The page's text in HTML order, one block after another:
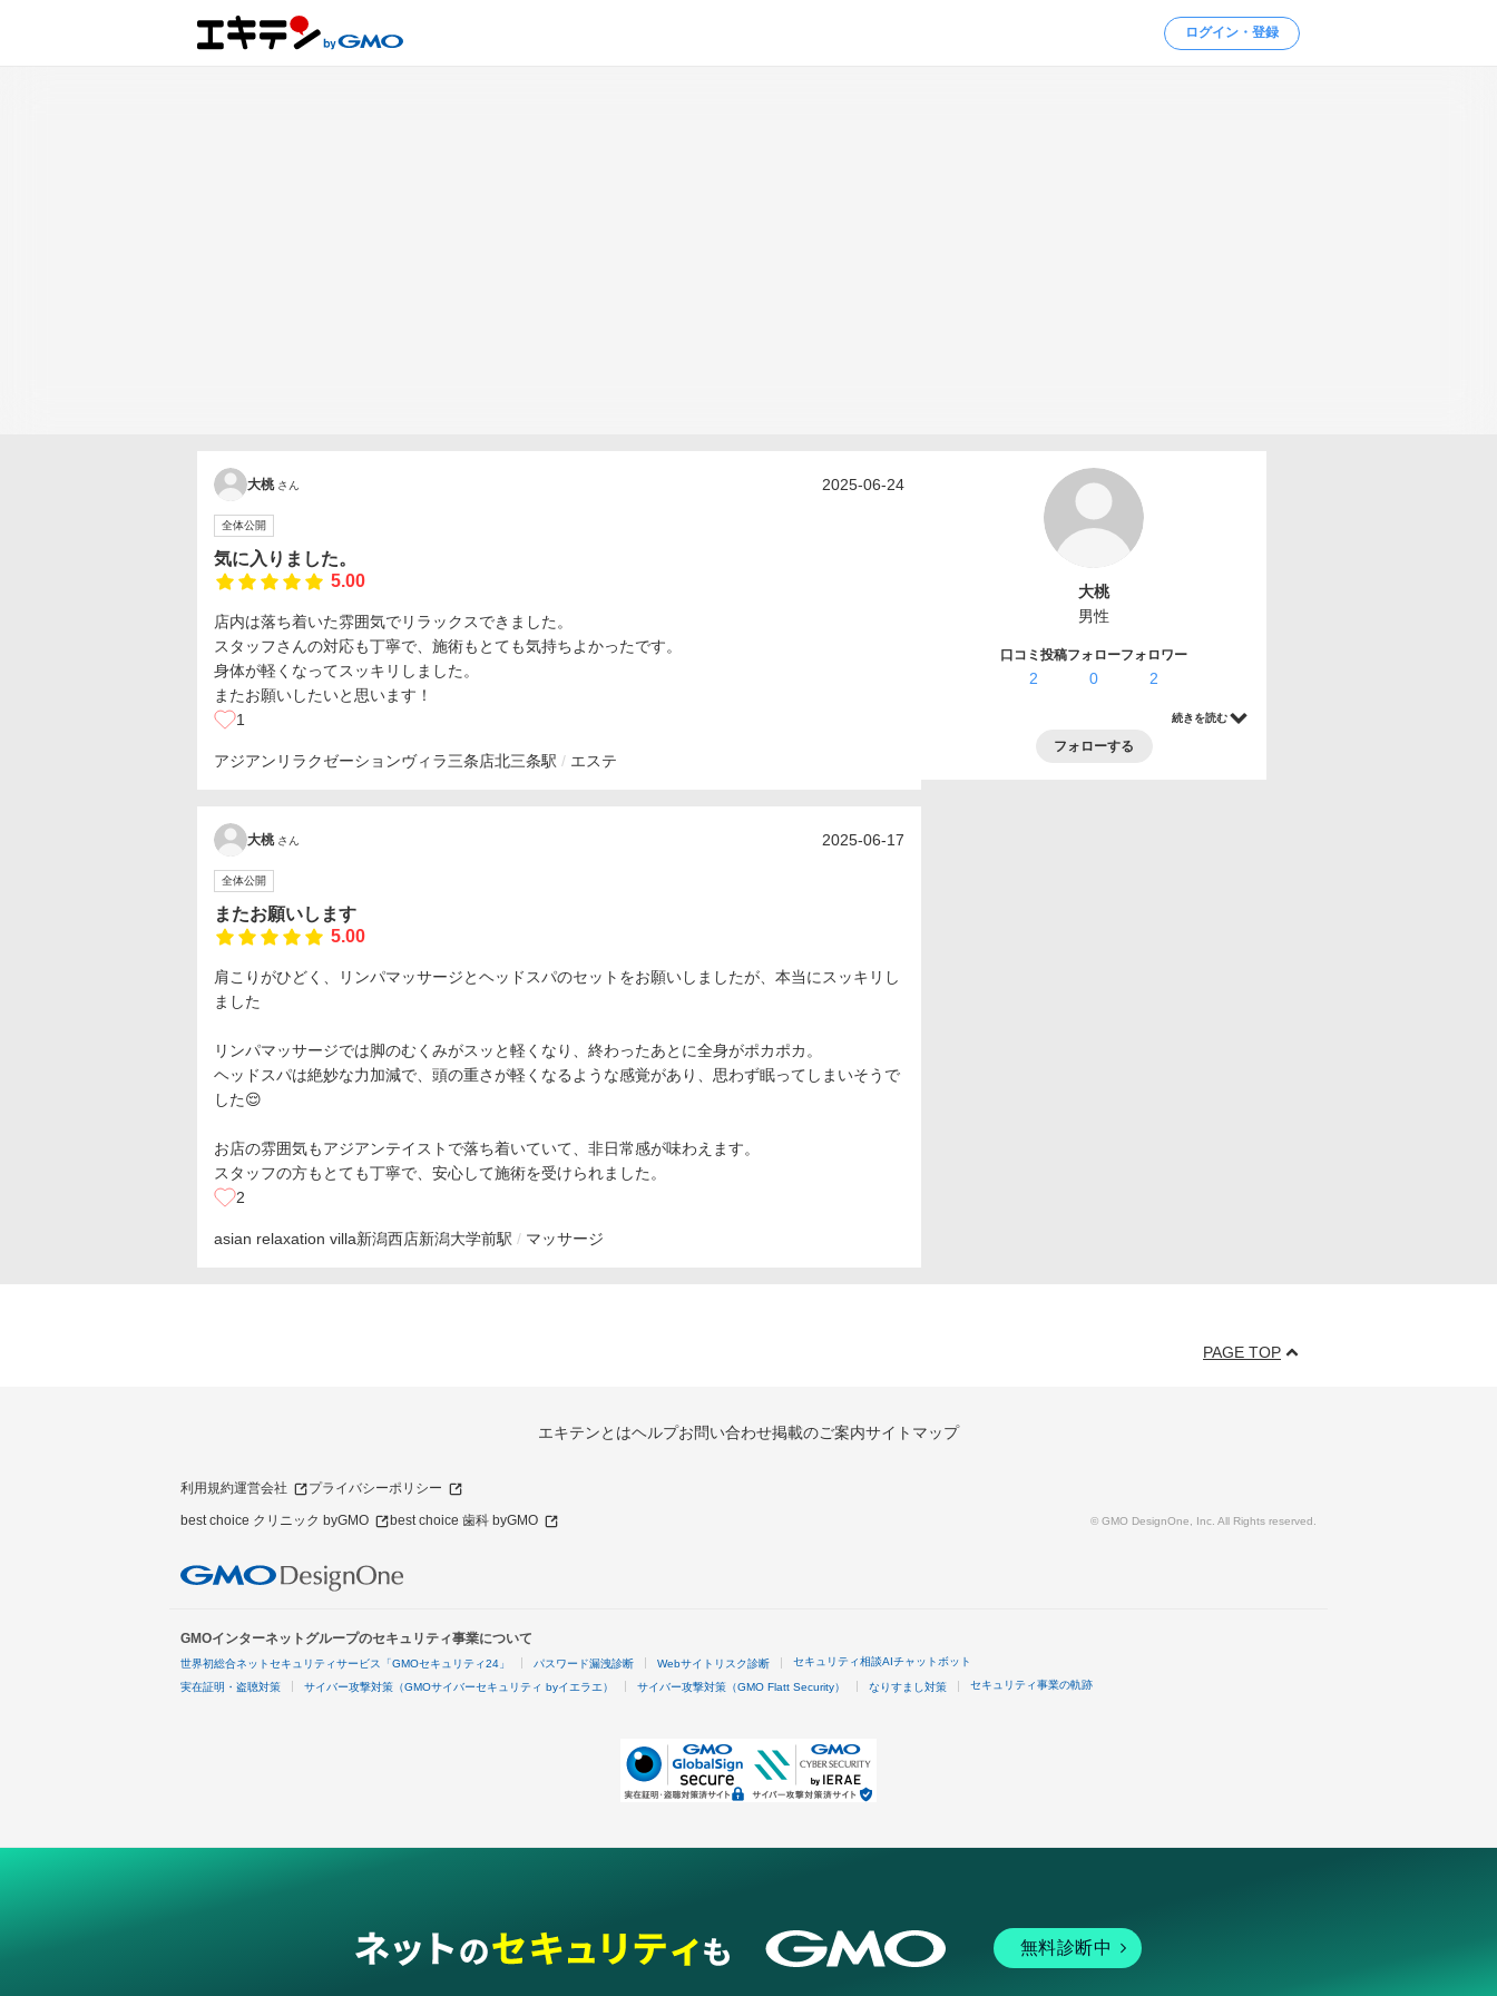
ログイン・登録
大桃 さん 2025-06-24
全体公開
気に入りました。
5.00
店内は落ち着いた雰囲気でリラックスできました。
スタッフさんの対応も丁寧で、施術もとても気持ちよかったです。
身体が軽くなってスッキリしました。
またお願いしたいと思います！
1
アジアンリラクゼーションヴィラ三条店北三条駅 エステ
大桃 さん 2025-06-17
全体公開
またお願いします
5.00
肩こりがひどく、リンパマッサージとヘッドスパのセットをお願いしましたが、本当にスッキリし
ました
リンパマッサージでは脚のむくみがスッと軽くなり、終わったあとに全身がポカポカ。
ヘッドスパは絶妙な力加減で、頭の重さが軽くなるような感覚があり、思わず眠ってしまいそうで
した😌
お店の雰囲気もアジアンテイストで落ち着いていて、非日常感が味わえます。
スタッフの方もとても丁寧で、安心して施術を受けられました。
2
asian relaxation villa新潟西店新潟大学前駅 マッサージ
大桃
男性
口コミ投稿
2
フォロー
0
フォロワー
2
続きを読む
フォローする
PAGE TOP
エキテンとはヘルプお問い合わせ掲載のご案内サイトマップ
利用規約運営会社 プライバシーポリシー
best choice クリニック byGMO best choice 歯科 byGMO © GMO DesignOne, Inc. All Rights reserved.
GMOインターネットグループのセキュリティ事業について
世界初総合ネットセキュリティサービス「GMOセキュリティ24」 パスワード漏洩診断 Webサイトリスク診断 セキュリティ相談AIチャットボット
実在証明・盗聴対策 サイバー攻撃対策（GMOサイバーセキュリティ byイエラエ） サイバー攻撃対策（GMO Flatt Security） なりすまし対策 セキュリティ事業の軌跡
無料診断中